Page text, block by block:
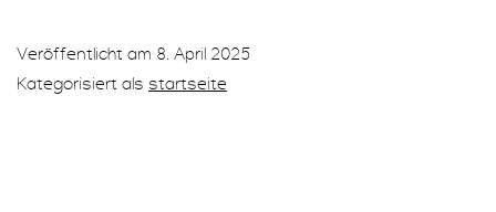
Veröffentlicht am 8. April 2025
Kategorisiert als startseite